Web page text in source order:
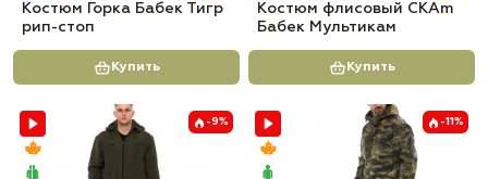
Костюм Горка Бабек Тигр
рип-стоп
Купить
Костюм флисовый СКАm
Бабек Мультикам
Купить
-9% -11%